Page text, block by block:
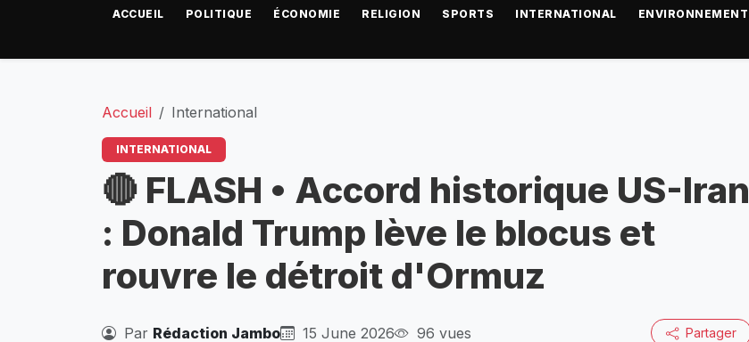
ACCUEIL POLITIQUE ÉCONOMIE RELIGION SPORTS INTERNATIONAL ENVIRONNEMENT
Accueil International
INTERNATIONAL
🔴 FLASH • Accord historique US-Iran
: Donald Trump lève le blocus et
rouvre le détroit d'Ormuz
Par Rédaction Jambo 15 June 2026 96 vues Partager